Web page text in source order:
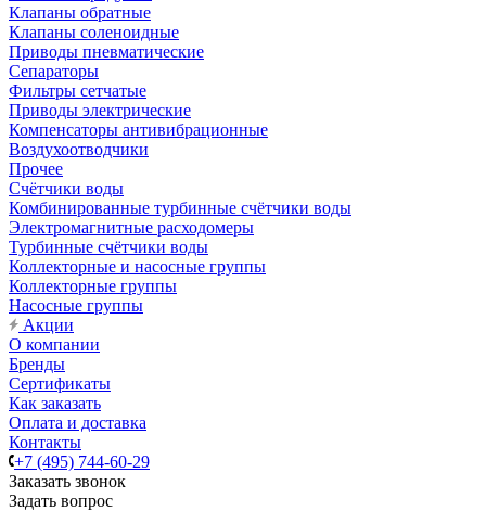
Клапаны обратные
Клапаны соленоидные
Приводы пневматические
Сепараторы
Фильтры сетчатые
Приводы электрические
Компенсаторы антивибрационные
Воздухоотводчики
Прочее
Счётчики воды
Комбинированные турбинные счётчики воды
Электромагнитные расходомеры
Турбинные счётчики воды
Коллекторные и насосные группы
Коллекторные группы
Насосные группы
Акции
О компании
Бренды
Сертификаты
Как заказать
Оплата и доставка
Контакты
+7 (495) 744-60-29
Заказать звонок
Задать вопрос